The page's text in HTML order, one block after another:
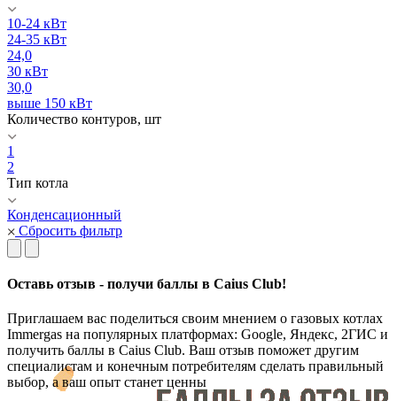
10-24 кВт
24-35 кВт
24,0
30 кВт
30,0
выше 150 кВт
Количество контуров, шт
1
2
Тип котла
Конденсационный
Сбросить фильтр
Оставь отзыв - получи баллы в Caius Club!
Приглашаем вас поделиться своим мнением о газовых котлах
Immergas на популярных платформах: Google, Яндекс, 2ГИС и
получить баллы в Caius Club. Ваш отзыв поможет другим
специалистам и конечным потребителям сделать правильный
выбор, а ваш опыт станет ценны